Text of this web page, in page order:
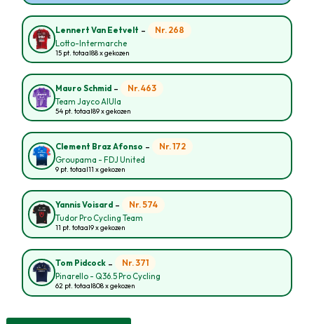
Lennert Van Eetvelt - Nr. 268
Lotto-Intermarche
15 pt. totaal88 x gekozen
Mauro Schmid - Nr. 463
Team Jayco AlUla
54 pt. totaal89 x gekozen
Clement Braz Afonso - Nr. 172
Groupama - FDJ United
9 pt. totaal11 x gekozen
Yannis Voisard - Nr. 574
Tudor Pro Cycling Team
11 pt. totaal9 x gekozen
Tom Pidcock - Nr. 371
Pinarello - Q36.5 Pro Cycling
62 pt. totaal808 x gekozen